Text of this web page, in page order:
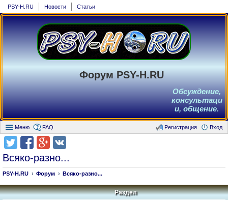
PSY-H.RU Новости Статьи
Форум PSY-H.RU
Обсуждение,
консультаци
и, общение.
Меню FAQ Вход
Регистрация
Всяко-разно...
PSY-H.RU Форум Всяко-разно...
Раздел